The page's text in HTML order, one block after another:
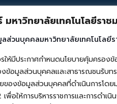
หาวิทยาลัยเทคโนโลยีรา
ส่วนบุคคลมหาวิทยาลัยเทคโนโล
ระกาศกำหนดนโยบายคุ้มครองข้อ
งข้อมูลส่วนบุคคลและสาธารณชนรับ
ของข้อมูลส่วนบุคคลที่ดำเนินการโด
ให้การบริหารราชการและการดำเ